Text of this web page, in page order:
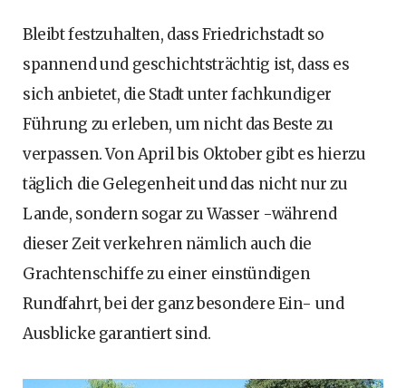
Bleibt festzuhalten, dass Friedrichstadt so
spannend und geschichtsträchtig ist, dass es
sich anbietet, die Stadt unter fachkundiger
Führung zu erleben, um nicht das Beste zu
verpassen. Von April bis Oktober gibt es hierzu
täglich die Gelegenheit und das nicht nur zu
Lande, sondern sogar zu Wasser -während
dieser Zeit verkehren nämlich auch die
Grachtenschiffe zu einer einstündigen
Rundfahrt, bei der ganz besondere Ein- und
Ausblicke garantiert sind.